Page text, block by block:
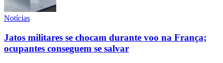
Notícias
Jatos militares se chocam durante voo na França;
ocupantes conseguem se salvar